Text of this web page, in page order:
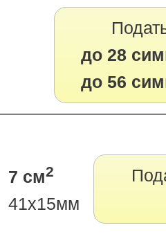
до 28
до 56
7 см2
41х15мм